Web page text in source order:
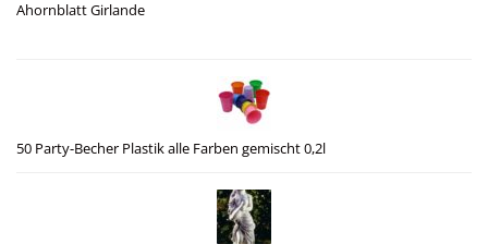
Ahornblatt Girlande
50 Party-Becher Plastik alle Farben gemischt 0,2l